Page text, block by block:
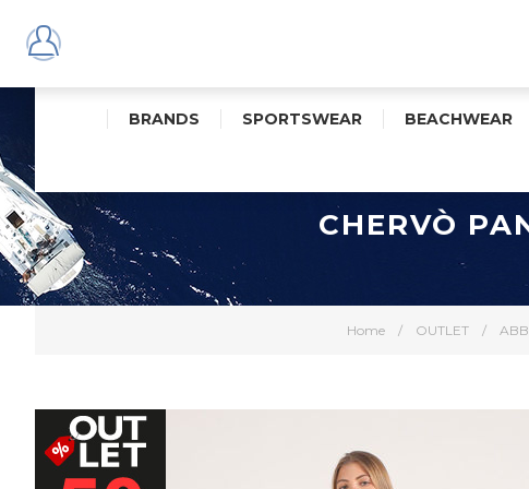
BRANDS SPORTSWEAR BEACHWEAR
Home / OUTLET /
CHERVÒ